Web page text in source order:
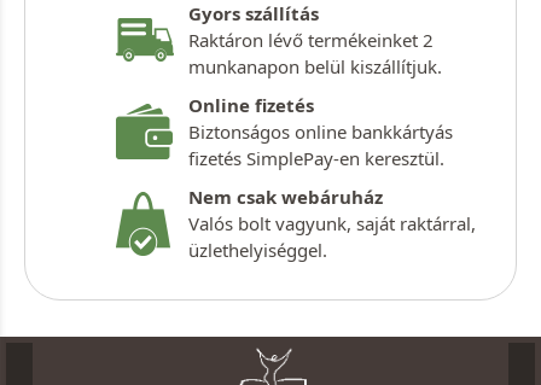
Gyors szállítás
Raktáron lévő termékeinket 2
munkanapon belül kiszállítjuk.
Online fizetés
Biztonságos online bankkártyás
fizetés SimplePay-en keresztül.
Nem csak webáruház
Valós bolt vagyunk, saját raktárral,
üzlethelyiséggel.